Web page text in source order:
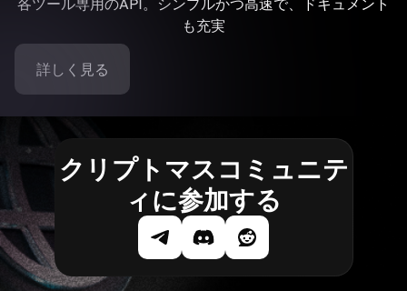
各ツール専用のAPI。シンプルかつ高速で、ドキュメント
も充実
詳しく見る
クリプトマスコミュニテ
ィに参加する